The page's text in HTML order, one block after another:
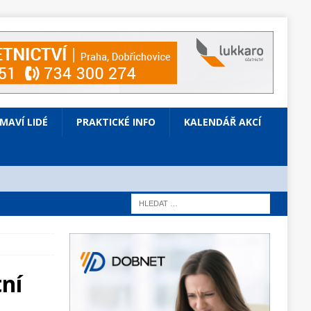
LIDÉ PRAKTICKÉ INFO KALENDÁŘ AKCÍ